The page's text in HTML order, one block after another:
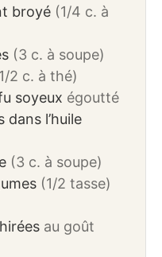
broyé (1/4 c. à
(3 c. à soupe)
2 c. à thé)
soyeux égoutté
l’huile
(3 c. à soupe)
(1/2 tasse)
au goût